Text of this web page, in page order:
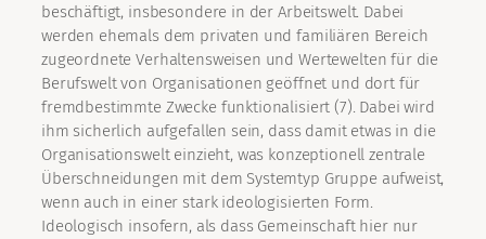
beschäftigt, insbesondere in der Arbeitswelt. Dabei
werden ehemals dem privaten und familiären Bereich
zugeordnete Verhaltensweisen und Wertewelten für die
Berufswelt von Organisationen geöffnet und dort für
fremdbestimmte Zwecke funktionalisiert (7). Dabei wird
ihm sicherlich aufgefallen sein, dass damit etwas in die
Organisationswelt einzieht, was konzeptionell zentrale
Überschneidungen mit dem Systemtyp Gruppe aufweist,
wenn auch in einer stark ideologisierten Form.
Ideologisch insofern, als dass Gemeinschaft hier nur